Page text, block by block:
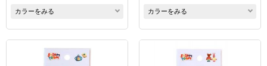
カラーをみる カラーをみる